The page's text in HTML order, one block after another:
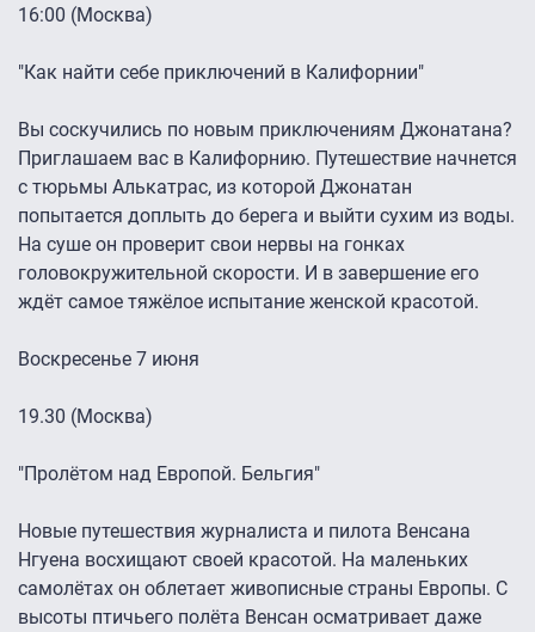
16:00 (Москва)
"Как найти себе приключений в Калифорнии"
Вы соскучились по новым приключениям Джонатана?
Приглашаем вас в Калифорнию. Путешествие начнется
с тюрьмы Алькатраc, из которой Джонатан
попытается доплыть до берега и выйти сухим из воды.
На суше он проверит свои нервы на гонках
головокружительной скорости. И в завершение его
ждёт самое тяжёлое испытание женской красотой.
Воскресенье 7 июня
19.30 (Москва)
"Пролётом над Европой. Бельгия"
Новые путешествия журналиста и пилота Венсана
Нгуена восхищают своей красотой. На маленьких
самолётах он облетает живописные страны Европы. С
высоты птичьего полёта Венсан осматривает даже